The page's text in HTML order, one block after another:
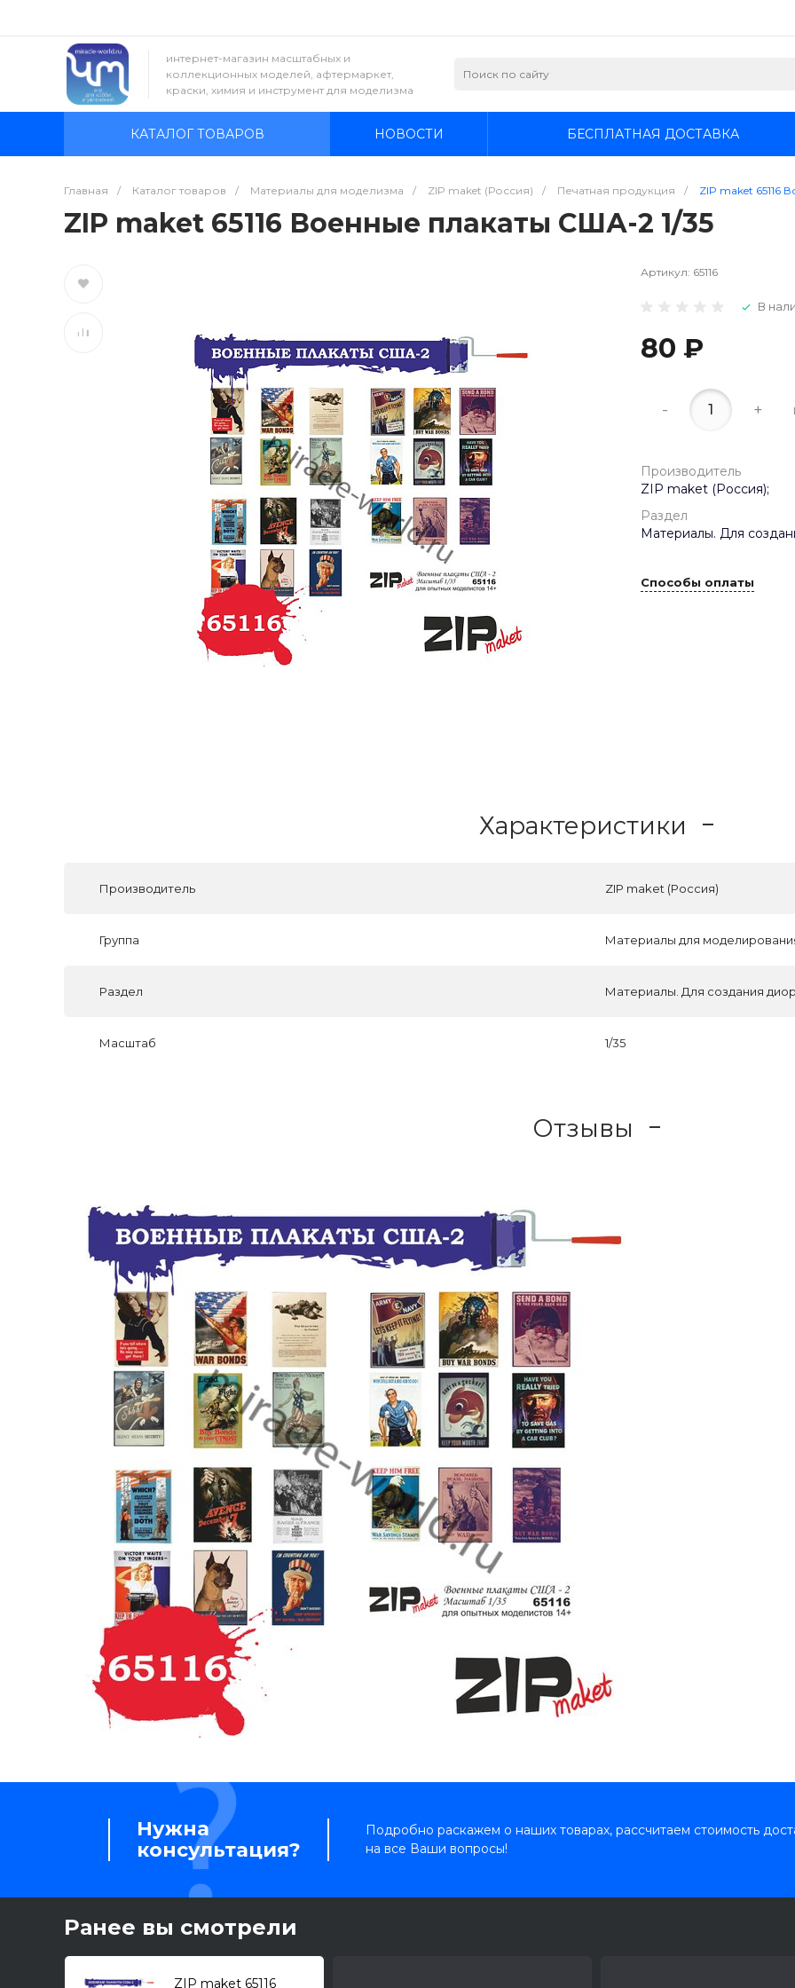
интернет-магазин масштабных и
коллекционных моделей, афтермаркет,
краски, химия и инструмент для моделизма
КАТАЛОГ ТОВАРОВ НОВОСТИ БЕСПЛАТНАЯ ДОСТАВКА
Главная / Каталог товаров / Материалы для моделизма / ZIP maket (Россия) / Печатная продукция / ZIP maket 65116
ZIP maket 65116 Военные плакаты США-2 1/35
Артикул: 65116
В
80 ₽
- +
Производитель
ZIP maket (Россия);
Раздел
Материалы. Для
Способы оплаты
Характеристики
Производитель ZIP maket (Россия)
Группа Материалы для
Раздел Материалы. Для создания
Масштаб 1/35
Отзывы
Нужна
консультация?
Подробно раскажем о наших товарах, рассчитаем стоимость
на все Ваши вопросы!
Ранее вы смотрели
ZIP maket 65116